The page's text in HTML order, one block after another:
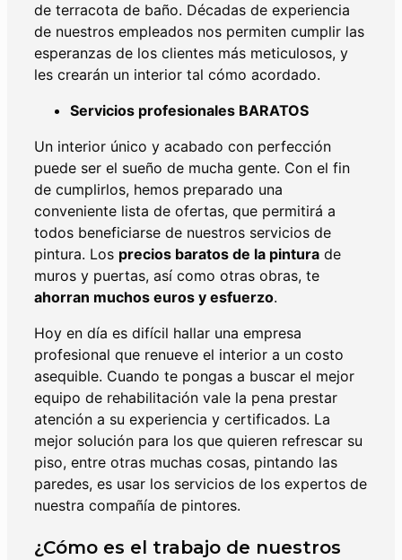
de terracota de baño. Décadas de experiencia
de nuestros empleados nos permiten cumplir las
esperanzas de los clientes más meticulosos, y
les crearán un interior tal cómo acordado.
Servicios profesionales BARATOS
Un interior único y acabado con perfección
puede ser el sueño de mucha gente. Con el fin
de cumplirlos, hemos preparado una
conveniente lista de ofertas, que permitirá a
todos beneficiarse de nuestros servicios de
pintura. Los precios baratos de la pintura de
muros y puertas, así como otras obras, te
ahorran muchos euros y esfuerzo.
Hoy en día es difícil hallar una empresa
profesional que renueve el interior a un costo
asequible. Cuando te pongas a buscar el mejor
equipo de rehabilitación vale la pena prestar
atención a su experiencia y certificados. La
mejor solución para los que quieren refrescar su
piso, entre otras muchas cosas, pintando las
paredes, es usar los servicios de los expertos de
nuestra compañía de pintores.
¿Cómo es el trabajo de nuestros